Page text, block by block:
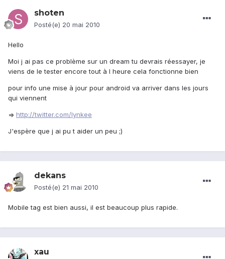
shoten
Posté(e) 20 mai 2010
Hello
Moi j ai pas ce problème sur un dream tu devrais réessayer, je
viens de le tester encore tout à l heure cela fonctionne bien
pour info une mise à jour pour android va arriver dans les jours
qui viennent
=> http://twitter.com/lynkee
J'espère que j ai pu t aider un peu ;)
dekans
Posté(e) 21 mai 2010
Mobile tag est bien aussi, il est beaucoup plus rapide.
xau